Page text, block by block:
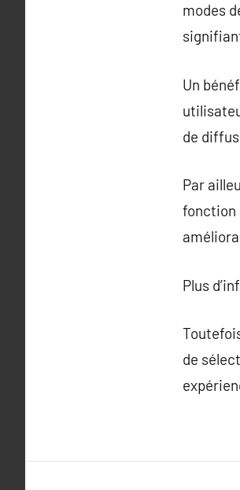
modes
Un
de
Par
fonction
Plus
de